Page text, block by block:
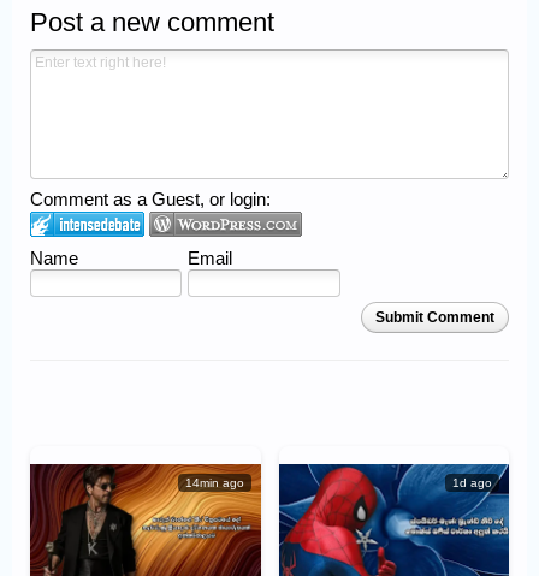
Post a new comment
Comment as a Guest, or login:
Name Email
Submit Comment
14min ago 1d ago